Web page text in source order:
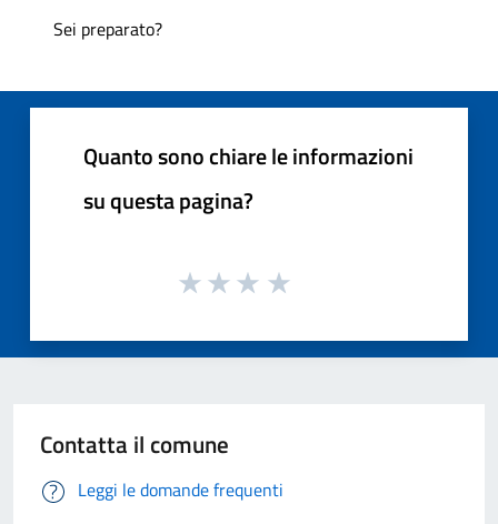
Sei preparato?
Quanto sono chiare le informazioni
su questa pagina?
Contatta il comune
Leggi le domande frequenti